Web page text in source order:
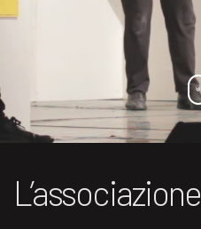
L’associazione